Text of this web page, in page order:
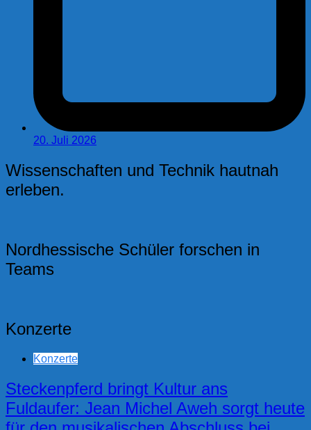
20. Juli 2026
Wissenschaften und Technik hautnah
erleben.
Nordhessische Schüler forschen in
Teams
Konzerte
Konzerte
Steckenpferd bringt Kultur ans
Fuldaufer: Jean Michel Aweh sorgt heute